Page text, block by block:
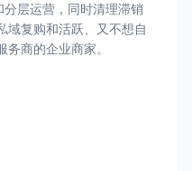
层运营，同时清理滞销
域复购和活跃、又不想自
商的企业商家。